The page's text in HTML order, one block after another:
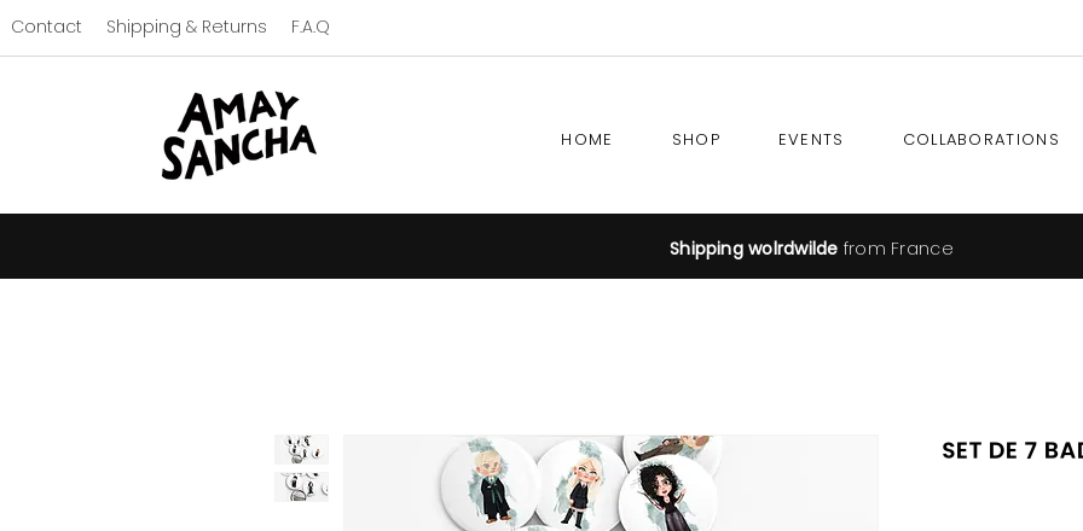
HOME SHOP EVENTS COLLABORATIONS
Contact Shipping & Returns F.A.Q
Set de 7
Shipping wolrdwilde from France